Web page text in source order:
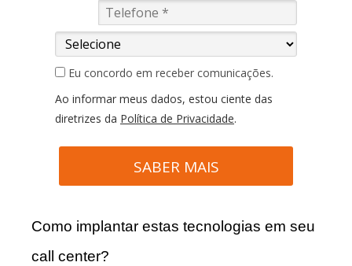
Eu concordo em receber comunicações.
Ao informar meus dados, estou ciente das
diretrizes da Política de Privacidade.
SABER MAIS
Como implantar estas tecnologias em seu
call center?